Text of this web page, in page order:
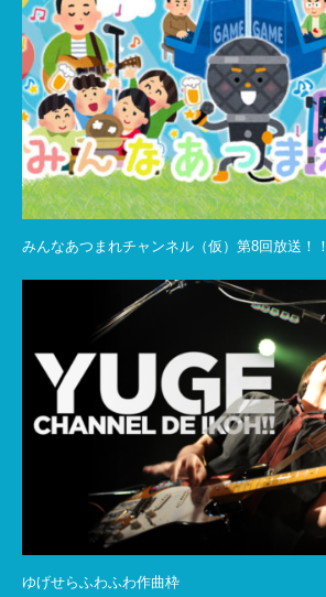
みんなあつまれチャンネル（仮）第8回放送！！
ゆげせらふわふわ作曲枠